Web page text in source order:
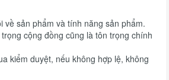
về sản phẩm và tính năng sản phẩm.
cộng đồng cũng là tôn trọng chính
kiểm duyệt, nếu không hợp lệ, không